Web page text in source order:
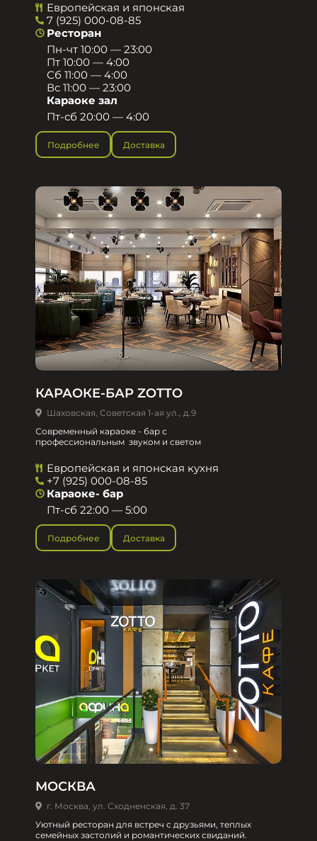
Европейская и японская
7 (925) 000-08-85
Ресторан
Пн-чт 10:00 — 23:00
Пт 10:00 — 4:00
Сб 11:00 — 4:00
Вс 11:00 — 23:00
Караоке зал
Пт-сб 20:00 — 4:00
Подробнее Доставка
КАРАОКЕ-БАР ZOTTO
Шаховская, Советская 1-ая ул., д.9
Современный караоке - бар с
профессиональным звуком и светом
Европейская и японская кухня
+7 (925) 000-08-85
Караоке- бар
Пт-сб 22:00 — 5:00
Подробнее Доставка
МОСКВА
г. Москва, ул. Сходненская, д. 37
Уютный ресторан для встреч с друзьями, теплых
семейных застолий и романтических свиданий.